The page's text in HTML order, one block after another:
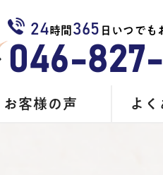
24 時間 365 日いつでも
046-
お客様の声 よく